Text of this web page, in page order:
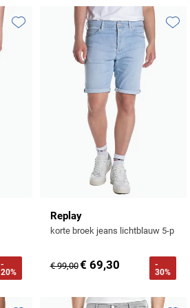
-
20%
Toevoegen aan favorieten
Replay
korte broek jeans lichtblauw 5-p
€ 99,00€ 69,30
-
30%